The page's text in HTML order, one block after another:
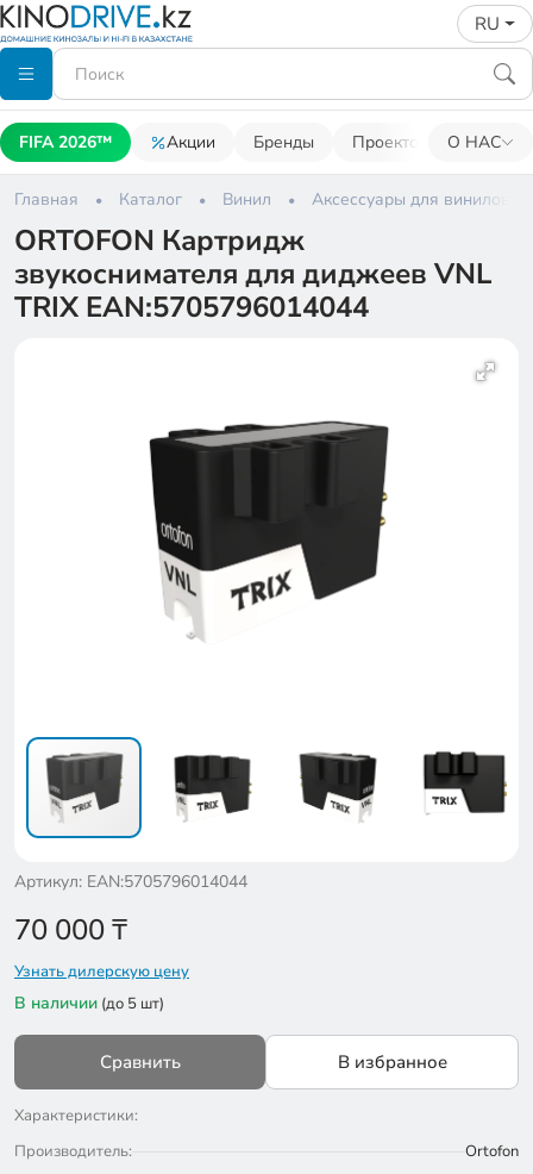
RU
FIFA 2026™ Акции Бренды Проекторы О НАС
Главная Каталог Винил Аксессуары для
ORTOFON Картридж
звукоснимателя для диджеев VNL
TRIX EAN:5705796014044
Артикул: EAN:5705796014044
70 000₸
Узнать дилерскую цену
В наличии (до 5 шт)
Сравнить В избранное
Характеристики:
Производитель:
Ortofon